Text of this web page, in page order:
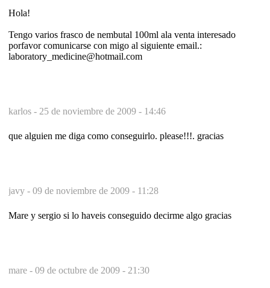
Hola!
Tengo varios frasco de nembutal 100ml ala venta interesado
porfavor comunicarse con migo al siguiente email.:
laboratory_medicine@hotmail.com
karlos - 25 de noviembre de 2009 - 14:46
que alguien me diga como conseguirlo. please!!!. gracias
javy - 09 de noviembre de 2009 - 11:28
Mare y sergio si lo haveis conseguido decirme algo gracias
mare - 09 de octubre de 2009 - 21:30